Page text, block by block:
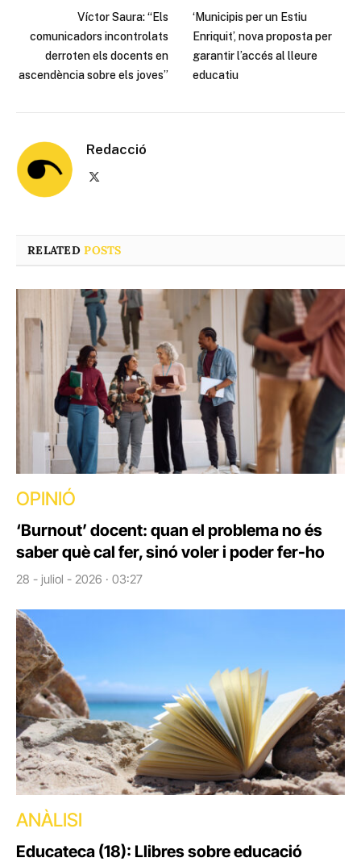
Víctor Saura: “Els
comunicadors incontrolats
derroten els docents en
ascendència sobre els joves”
‘Municipis per un Estiu
Enriquit’, nova proposta per
garantir l’accés al lleure
educatiu
Redacció
RELATEDPOSTS
OPINIÓ
‘Burnout’ docent: quan el problema no és
saber què cal fer, sinó voler i poder fer-ho
28 - juliol - 2026 · 03:27
ANÀLISI
Educateca (18): Llibres sobre educació